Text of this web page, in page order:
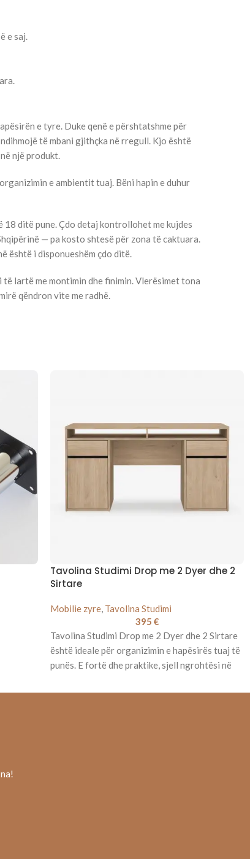
e saj.
e tyre. Duke qenë e përshtatshme për
të mbani gjithçka në rregull. Kjo është
një produkt.
e ambientit tuaj. Bëni hapin e duhur
18 ditë pune. Çdo detaj kontrollohet me kujdes
— pa kosto shtesë për zona të caktuara.
është i disponueshëm çdo ditë.
lartë me montimin dhe finimin. Vlerësimet tona
qëndron vite me radhë.
Tavolina Studimi Drop me 2 Dyer dhe 2
Sirtare
Mobilie zyre, Tavolina Studimi
395 €
Tavolina Studimi Drop me 2 Dyer dhe 2 Sirtare
është ideale për organizimin e hapësirës tuaj të
punës. E fortë dhe praktike, sjell ngrohtësi në